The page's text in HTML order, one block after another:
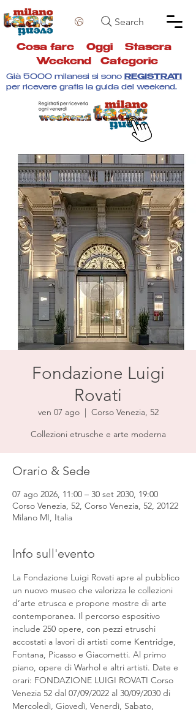
Search
Cosa fare Oggi Stasera
Weekend
Categorie
Già 5000 milanesi si sono REGISTRATI
per ricevere gratis la guida del weekend.
Fondazione Luigi
Rovati
ven 07 ago
  |
Corso Venezia, 52
Collezioni etrusche e arte moderna
Orario & Sede
07 ago 2026, 11:00 – 30 set 2030, 19:00
Corso Venezia, 52, Corso Venezia, 52, 20122
Milano MI, Italia
Info sull'evento
La Fondazione Luigi Rovati apre al pubblico
un nuovo museo che valorizza le collezioni
d’arte etrusca e propone mostre di arte
contemporanea. Il percorso espositivo
include 250 opere, con pezzi etruschi
accostati a lavori di artisti come Kentridge,
Fontana, Picasso e Giacometti. Al primo
piano, opere di Warhol e altri artisti. Date e
orari: FONDAZIONE LUIGI ROVATI Corso
Venezia 52 dal 07/09/2022 al 30/09/2030 di
Mercoledì, Giovedì, Venerdì, Sabato,